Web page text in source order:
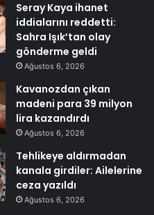
Seray Kaya ihanet
iddialarını reddetti:
Sahra Işık’tan olay
gönderme geldi
Ağustos 6, 2026
Kavanozdan çıkan
madeni para 39 milyon
lira kazandırdı
Ağustos 6, 2026
Tehlikeye aldırmadan
kanala girdiler: Ailelerine
ceza yazıldı
Ağustos 6, 2026